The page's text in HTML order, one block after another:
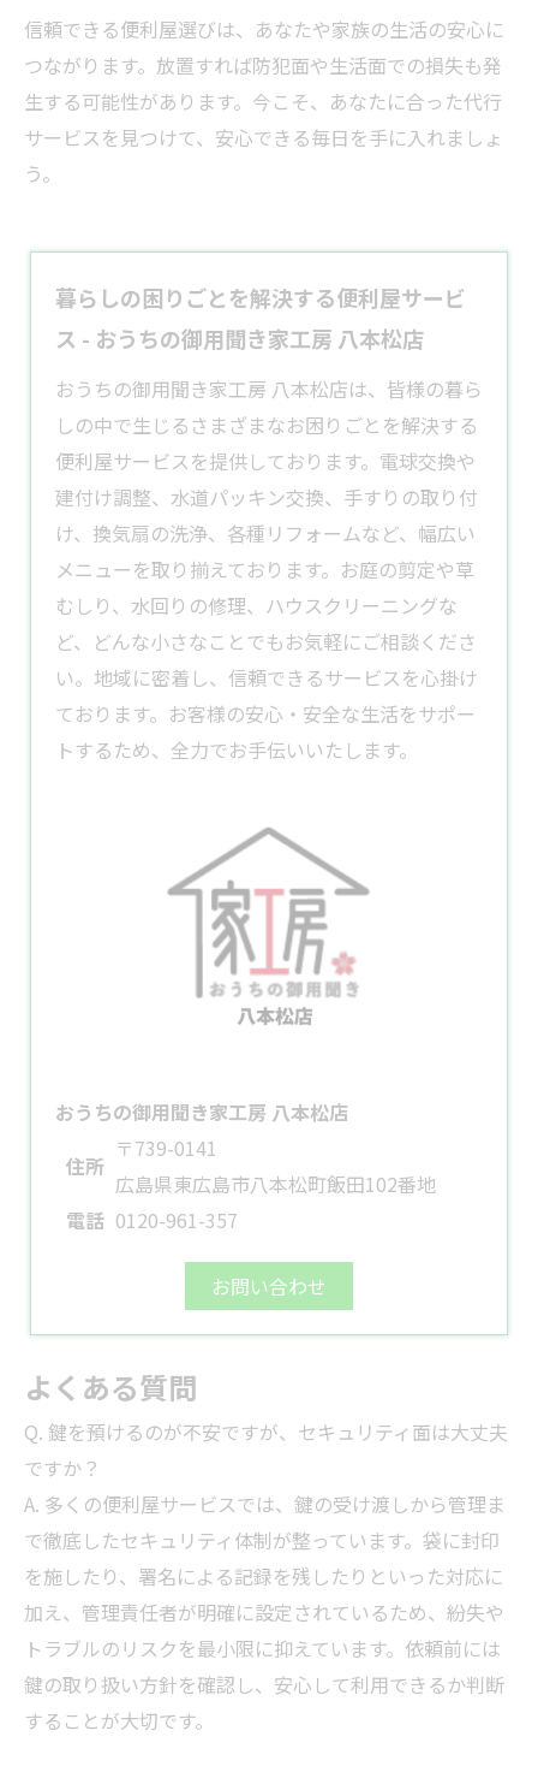
信頼できる便利屋選びは、あなたや家族の生活の安心に
つながります。放置すれば防犯面や生活面での損失も発
生する可能性があります。今こそ、あなたに合った代行
サービスを見つけて、安心できる毎日を手に入れましょ
う。
暮らしの困りごとを解決する便利屋サービ
ス - おうちの御用聞き家工房 八本松店
​おうちの御用聞き家工房 八本松店は、皆様の暮ら
しの中で生じるさまざまなお困りごとを解決する
便利屋サービスを提供しております。​電球交換や
建付け調整、水道パッキン交換、手すりの取り付
け、 換気扇の洗浄、各種 リフォームなど、幅広い
メニューを取り揃えております。​お庭の剪定や草
むしり、水回りの修理、ハウスクリーニングな
ど、どんな小さなことでもお気軽にご相談くださ
い。​地域に密着し、信頼できるサービスを心掛け
ております。​お客様の安心・安全な生活をサポー
トするため、全力でお手伝いいたします。
おうちの御用聞き家工房 八本松店
住所
〒739-0141
広島県東広島市八本松町飯田102番地
電話 0120-961-357
お問い合わせ
よくある質問
Q. 鍵を預けるのが不安ですが、セキュリティ面は大丈夫
ですか？
A. 多くの便利屋サービスでは、鍵の受け渡しから管理ま
で徹底したセキュリティ体制が整っています。袋に封印
を施したり、署名による記録を残したりといった対応に
加え、管理責任者が明確に設定されているため、紛失や
トラブルのリスクを最小限に抑えています。依頼前には
鍵の取り扱い方針を確認し、安心して利用できるか判断
することが大切です。